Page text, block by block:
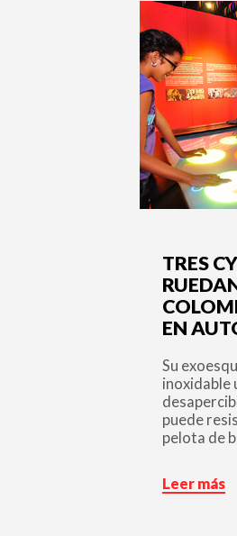
TRES
EN
Su
inoxidable
puede
pelota de
Leer más